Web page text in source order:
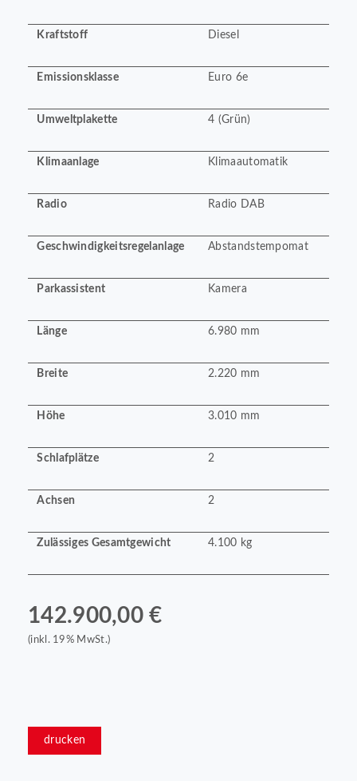
Kraftstoff Diesel
Emissionsklasse Euro 6e
Umweltplakette 4 (Grün)
Klimaanlage Klimaautomatik
Radio Radio DAB
Geschwindigkeitsregelanlage Abstandstempomat
Parkassistent Kamera
Länge 6.980 mm
Breite 2.220 mm
Höhe 3.010 mm
Schlafplätze 2
Achsen 2
Zulässiges Gesamtgewicht 4.100 kg
142.900,00 €
(inkl. 19% MwSt.)
drucken